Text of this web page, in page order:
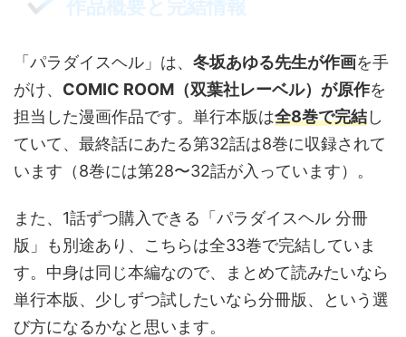
作品概要と完結情報
「パラダイスヘル」は、 冬坂あゆる先生が作画を手
がけ、 COMIC ROOM（双葉社レーベル）が原作を
担当した漫画作品です。単行本版は全8巻で完結し
ていて、最終話にあたる第32話は8巻に収録されて
います（8巻には第28〜32話が入っています）。
また、1話ずつ購入できる「パラダイスヘル 分冊
版」も別途あり、こちらは全33巻で完結していま
す。中身は同じ本編なので、まとめて読みたいなら
単行本版、少しずつ試したいなら分冊版、という選
び方になるかなと思います。